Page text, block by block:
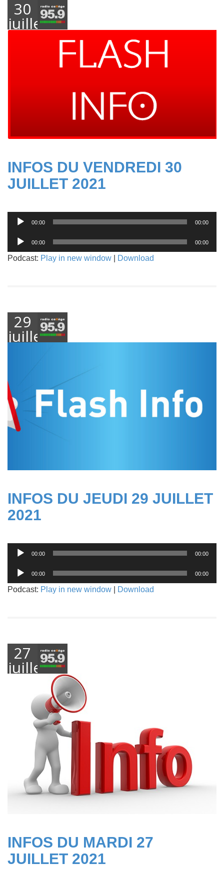
30
juillet
2021
INFOS DU VENDREDI 30
JUILLET 2021
Lecteur
audio
00:00 00:00
Lecteur
audio
00:00 00:00
Podcast: Play in new window Download
29
juillet
INFOS DU JEUDI 29 JUILLET
2021
Lecteur
audio
00:00 00:00
Lecteur
audio
00:00 00:00
Podcast: Play in new window Download
27
juillet
INFOS DU MARDI 27
JUILLET 2021